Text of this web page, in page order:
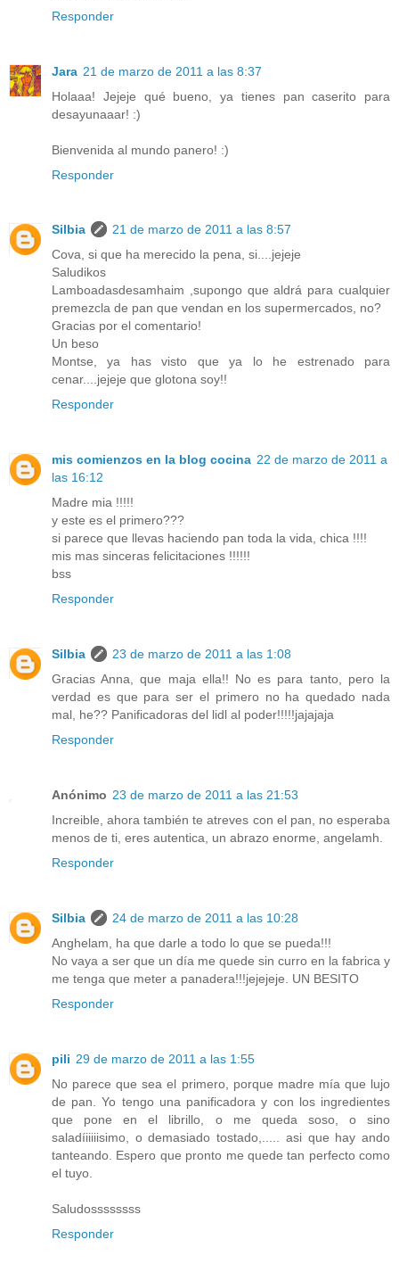
Responder
Jara 21 de marzo de 2011 a las 8:37
Holaaa! Jejeje qué bueno, ya tienes pan caserito para
desayunaaar! :)
Bienvenida al mundo panero! :)
Responder
Silbia
21 de marzo de 2011 a las 8:57
Cova, si que ha merecido la pena, si....jejeje
Saludikos
Lamboadasdesamhaim ,supongo que aldrá para cualquier
premezcla de pan que vendan en los supermercados, no?
Gracias por el comentario!
Un beso
Montse, ya has visto que ya lo he estrenado para
cenar....jejeje que glotona soy!!
Responder
mis comienzos en la blog cocina 22 de marzo de 2011 a
las 16:12
Madre mia !!!!!
y este es el primero???
si parece que llevas haciendo pan toda la vida, chica !!!!
mis mas sinceras felicitaciones !!!!!!
bss
Responder
Silbia
23 de marzo de 2011 a las 1:08
Gracias Anna, que maja ella!! No es para tanto, pero la
verdad es que para ser el primero no ha quedado nada
mal, he?? Panificadoras del lidl al poder!!!!!jajajaja
Responder
Anónimo 23 de marzo de 2011 a las 21:53
Increible, ahora también te atreves con el pan, no esperaba
menos de ti, eres autentica, un abrazo enorme, angelamh.
Responder
Silbia
24 de marzo de 2011 a las 10:28
Anghelam, ha que darle a todo lo que se pueda!!!
No vaya a ser que un día me quede sin curro en la fabrica y
me tenga que meter a panadera!!!jejejeje. UN BESITO
Responder
pili 29 de marzo de 2011 a las 1:55
No parece que sea el primero, porque madre mía que lujo
de pan. Yo tengo una panificadora y con los ingredientes
que pone en el librillo, o me queda soso, o sino
saladíiiiiisimo, o demasiado tostado,..... asi que hay ando
tanteando. Espero que pronto me quede tan perfecto como
el tuyo.
Saludossssssss
Responder